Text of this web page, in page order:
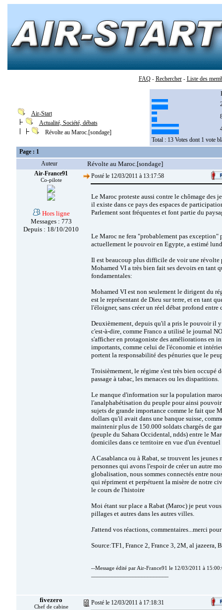
FAQ- Rechercher- Liste des
Air-Start
Actualité, Société, débats
Révolte au Maroc.[sondage]
Total : 13 Votes dont 1 vote
Page : 1
Auteur
Révolte au Maroc.[sondage]
Air-France91
Co-pilote
Posté le 12/03/2011 à 13:17:58
Hors ligne
Messages : 773
Depuis : 18/10/2010
Le Maroc proteste aussi contre le chômage des
il existe dans ce pays des espaces de
Parlement sont fréquentes et font partie du
Le Maroc ne fera "probablement pas exception"
actuellement le pouvoir en Egypte, a estimé
Il est beaucoup plus difficile de voir une révolte
Mohamed VI a très bien fait ses devoirs en tant
fondamentales:
Mohamed VI est non seulement le dirigent du
est le représentant de Dieu sur terre, et en tant
l'éloigner, sans créer un réel débat profond
Deuxièmement, depuis qu'il a pris le pouvoir il
c'est-à-dire, comme Franco a utilisé le journal
s'afficher en protagoniste des améliorations en
importants, comme celui de l'économie et
portent la responsabilité des pénuries que le
Troisièmement, le régime s'est très bien occupé
passage à tabac, les menaces ou les disparitions.
Le manque d'information sur la population
l'analphabétisation du peuple pour ainsi
sujets de grande importance comme le fait que
dollars qu'il avait dans une banque suisse,
maintenir plus de 150.000 soldats chargés de
(peuple du Sahara Occidental, ndds) entre le
domiciles dans ce territoire en vue d'un
A Casablanca ou à Rabat, se trouvent les
personnes qui avons l'espoir de créer un autre
globalisation, nous sommes connectés entre
qui répriment et perpétuent la misère de notre
le cours de l'histoire
Moi étant sur place a Rabat (Maroc) je peut
pillages et autres dans les autres villes.
J'attend vos réactions, commentaires...merci
Source:TF1, France 2, France 3, 2M, al jazeera,
--Message édité par Air-France91 le 12/03/2011 à
fivezero
Chef de cabine
Posté le 12/03/2011 à 17:18:31